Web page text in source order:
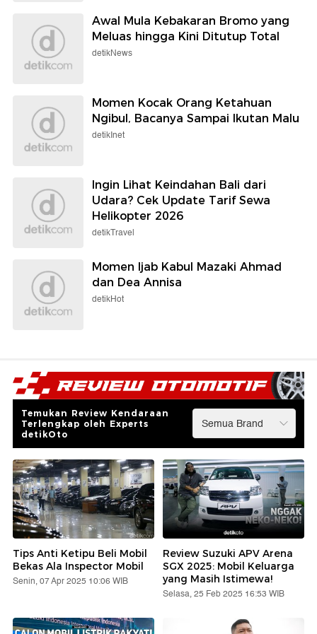
Awal Mula Kebakaran Bromo yang
Meluas hingga Kini Ditutup Total
detikNews
Momen Kocak Orang Ketahuan
Ngibul, Bacanya Sampai Ikutan Malu
detikInet
Ingin Lihat Keindahan Bali dari
Udara? Cek Update Tarif Sewa
Helikopter 2026
detikTravel
Momen Ijab Kabul Mazaki Ahmad
dan Dea Annisa
detikHot
Temukan Review Kendaraan
Terlengkap oleh Experts
detikOto
Tips Anti Ketipu Beli Mobil
Bekas Ala Inspector Mobil
Senin, 07 Apr 2025 10:06 WIB
Review Suzuki APV Arena
SGX 2025: Mobil Keluarga
yang Masih Istimewa!
Selasa, 25 Feb 2025 16:53 WIB